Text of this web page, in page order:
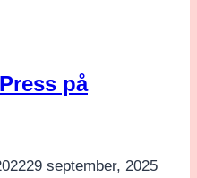
på
29 september, 2025